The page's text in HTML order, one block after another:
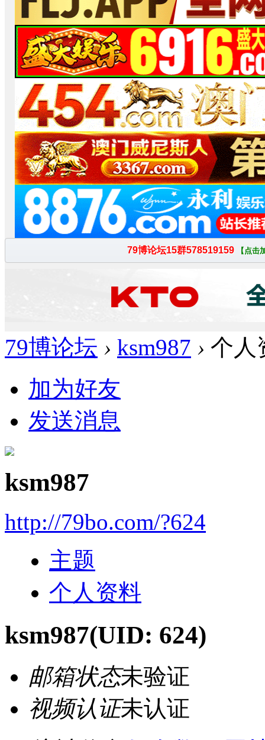
79博论坛 › ksm987 › 个人
加为好友
发送消息
ksm987
http://79bo.com/?624
主题
个人资料
ksm987(UID: 624)
邮箱状态未验证
视频认证未认证